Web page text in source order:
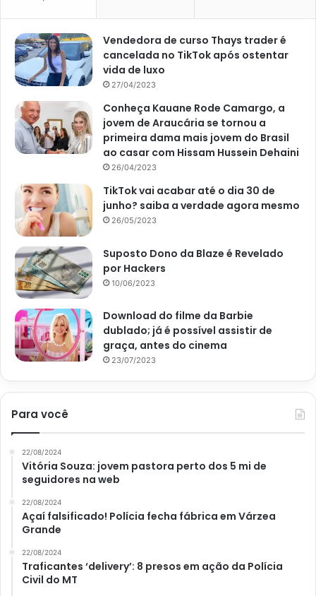
Vendedora de curso Thays trader é
cancelada no TikTok após ostentar
vida de luxo
27/04/2023
Conheça Kauane Rode Camargo, a
jovem de Araucária se tornou a
primeira dama mais jovem do Brasil
ao casar com Hissam Hussein Dehaini
26/04/2023
TikTok vai acabar até o dia 30 de
junho? saiba a verdade agora mesmo
26/05/2023
Suposto Dono da Blaze é Revelado
por Hackers
10/06/2023
Download do filme da Barbie
dublado; já é possível assistir de
graça, antes do cinema
23/07/2023
Para você
22/08/2024
Vitória Souza: jovem pastora perto dos 5 mi de
seguidores na web
22/08/2024
Açaí falsificado! Polícia fecha fábrica em Várzea
Grande
22/08/2024
Traficantes ‘delivery’: 8 presos em ação da Polícia
Civil do MT